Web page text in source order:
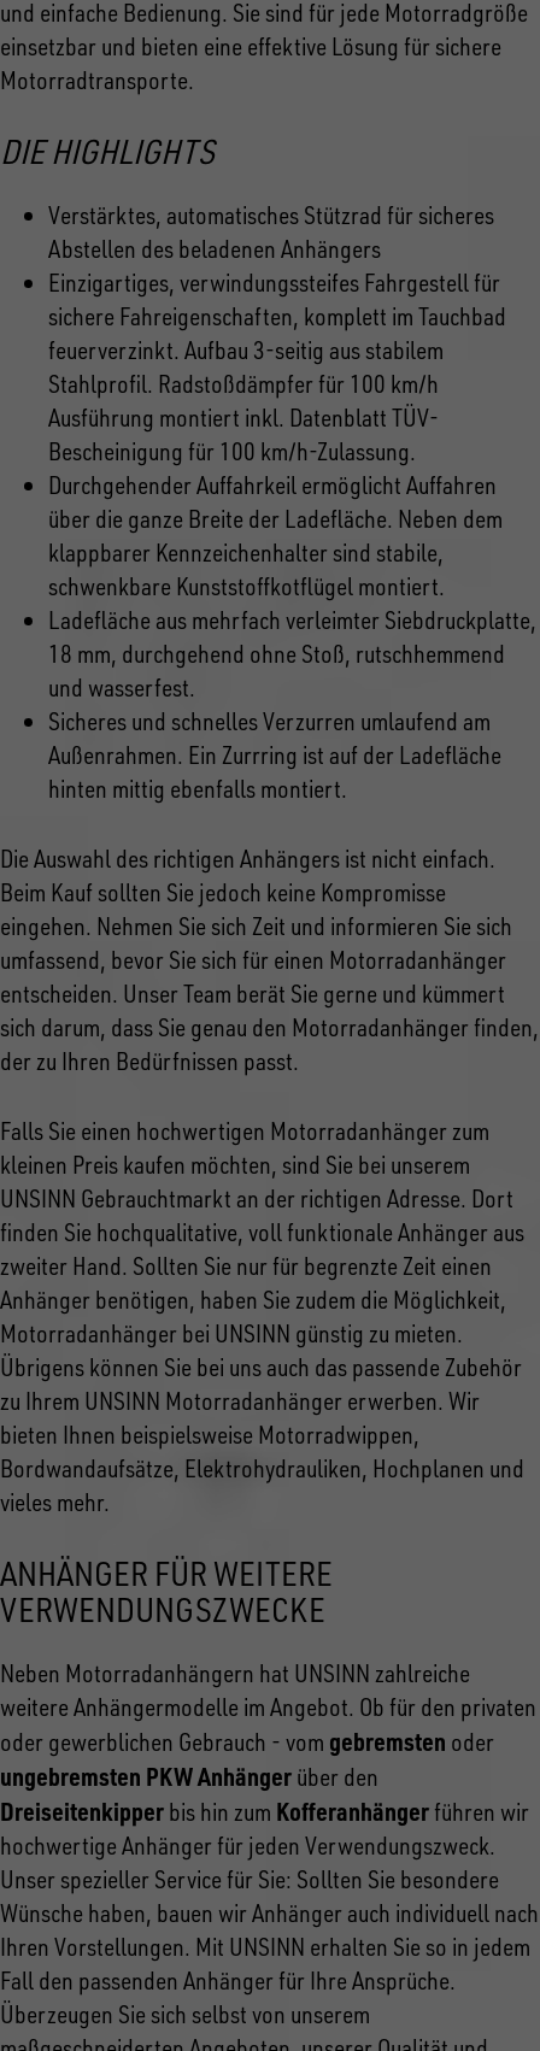
und einfache Bedienung. Sie sind für jede Motorradgröße
einsetzbar und bieten eine effektive Lösung für sichere
Motorradtransporte.
DIE HIGHLIGHTS
Verstärktes, automatisches Stützrad für sicheres
Abstellen des beladenen Anhängers
Einzigartiges, verwindungssteifes Fahrgestell für
sichere Fahreigenschaften, komplett im Tauchbad
feuerverzinkt. Aufbau 3-seitig aus stabilem
Stahlprofil. Radstoßdämpfer für 100 km/h
Ausführung montiert inkl. Datenblatt TÜV-
Bescheinigung für 100 km/h-Zulassung.
Durchgehender Auffahrkeil ermöglicht Auffahren
über die ganze Breite der Ladefläche. Neben dem
klappbarer Kennzeichenhalter sind stabile,
schwenkbare Kunststoffkotflügel montiert.
Ladefläche aus mehrfach verleimter Siebdruckplatte,
18 mm, durchgehend ohne Stoß, rutschhemmend
und wasserfest.
Sicheres und schnelles Verzurren umlaufend am
Außenrahmen. Ein Zurrring ist auf der Ladefläche
hinten mittig ebenfalls montiert.
Die Auswahl des richtigen Anhängers ist nicht einfach.
Beim Kauf sollten Sie jedoch keine Kompromisse
eingehen. Nehmen Sie sich Zeit und informieren Sie sich
umfassend, bevor Sie sich für einen Motorradanhänger
entscheiden. Unser Team berät Sie gerne und kümmert
sich darum, dass Sie genau den Motorradanhänger finden,
der zu Ihren Bedürfnissen passt.
Falls Sie einen hochwertigen Motorradanhänger zum
kleinen Preis kaufen möchten, sind Sie bei unserem
UNSINN Gebrauchtmarkt an der richtigen Adresse. Dort
finden Sie hochqualitative, voll funktionale Anhänger aus
zweiter Hand. Sollten Sie nur für begrenzte Zeit einen
Anhänger benötigen, haben Sie zudem die Möglichkeit,
Motorradanhänger bei UNSINN günstig zu mieten.
Übrigens können Sie bei uns auch das passende Zubehör
zu Ihrem UNSINN Motorradanhänger erwerben. Wir
bieten Ihnen beispielsweise Motorradwippen,
Bordwandaufsätze, Elektrohydrauliken, Hochplanen und
vieles mehr.
ANHÄNGER FÜR WEITERE
VERWENDUNGSZWECKE
Neben Motorradanhängern hat UNSINN zahlreiche
weitere Anhängermodelle im Angebot. Ob für den privaten
oder gewerblichen Gebrauch - vom gebremsten oder
ungebremsten PKW Anhänger über den
Dreiseitenkipper bis hin zum Kofferanhänger führen wir
hochwertige Anhänger für jeden Verwendungszweck.
Unser spezieller Service für Sie: Sollten Sie besondere
Wünsche haben, bauen wir Anhänger auch individuell nach
Ihren Vorstellungen. Mit UNSINN erhalten Sie so in jedem
Fall den passenden Anhänger für Ihre Ansprüche.
Überzeugen Sie sich selbst von unserem